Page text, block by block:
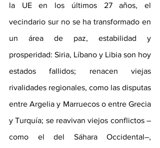
la UE en los últimos 27 años, el
vecindario sur no se ha transformado en
un área de paz, estabilidad y
prosperidad: Siria, Líbano y Libia son hoy
estados fallidos; renacen viejas
rivalidades regionales, como las disputas
entre Argelia y Marruecos o entre Grecia
y Turquía; se reavivan viejos conflictos –
como el del Sáhara Occidental–,